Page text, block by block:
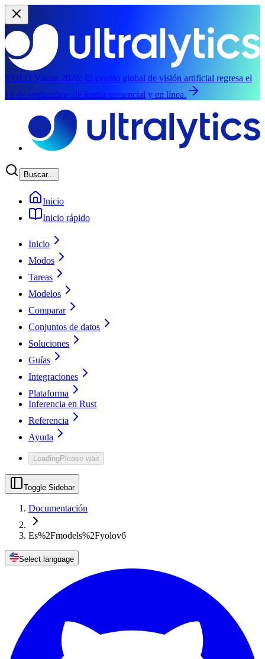
YOLO Vision 2026: El evento global de visión artificial regresa el
13 de septiembre, de forma presencial y en línea.
Buscar...
Inicio
Inicio rápido
Inicio
Modos
Tareas
Modelos
Comparar
Conjuntos de datos
Soluciones
Guías
Integraciones
Plataforma
Inferencia en Rust
Referencia
Ayuda
LoadingPlease wait
Toggle Sidebar
Documentación
Es%2Fmodels%2Fyolov6
Select language